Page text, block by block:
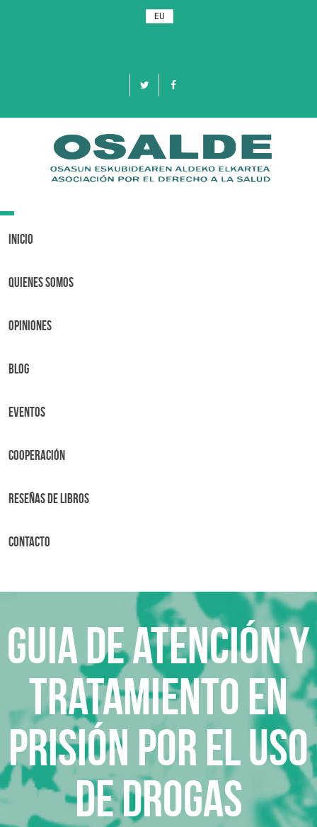
EU
Toggle
Inicio
Quienes Somos
OPINIONES
BLOG
Eventos
Cooperación
Reseñas de libros
Contacto
Guia de atención y
tratamiento en
prisión por el uso
de drogas